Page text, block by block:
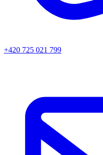
+420 725 021 799